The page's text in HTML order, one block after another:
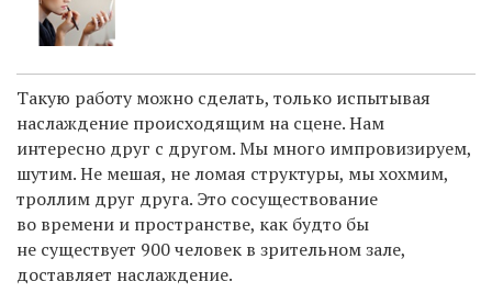
Такую работу можно сделать, только испытывая
наслаждение происходящим на сцене. Нам
интересно друг с другом. Мы много импровизируем,
шутим. Не мешая, не ломая структуры, мы хохмим,
троллим друг друга. Это сосуществование
во времени и пространстве, как будто бы
не существует 900 человек в зрительном зале,
доставляет наслаждение.